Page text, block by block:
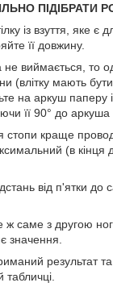
ПІДІБРАТИ
із взуття, яке
її довжину.
не виймається, то
(влітку мають
на аркуш паперу
її 90° до аркуша
стопи краще
(в кінця
від п'ятки до
ж саме з другою
значення.
результат та
табличці.